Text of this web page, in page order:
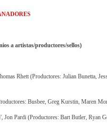
a artistas/productores/sellos)
Rhett (Productores: Julian Bunetta,
Busbee, Greg Kurstin, Maren
', Jon Pardi (Productores: Bart Butler, Ryan